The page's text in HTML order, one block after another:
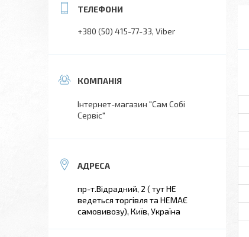
+380 (50) 415-77-33 Viber
Інтернет-магазин "Сам Собі
Сервіс"
пр-т.Відрадний, 2 ( тут НЕ
ведеться торгівля та НЕМАЄ
самовивозу), Київ, Україна